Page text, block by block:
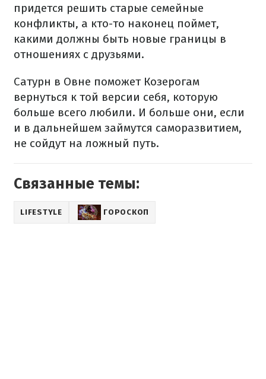
придется решить старые семейные
конфликты, а кто-то наконец поймет,
какими должны быть новые границы в
отношениях с друзьями.
Сатурн в Овне поможет Козерогам
вернуться к той версии себя, которую
больше всего любили. И больше они, если
и в дальнейшем займутся саморазвитием,
не сойдут на ложный путь.
Связанные темы:
LIFESTYLE ГОРОСКОП